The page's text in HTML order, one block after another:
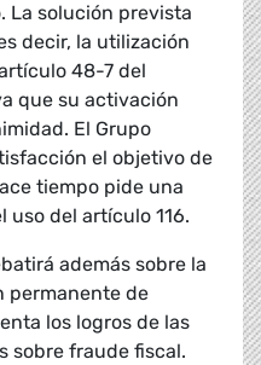
La solución prevista
decir, la utilización
48-7 del
que su activación
El Grupo
el objetivo de
tiempo pide una
uso del artículo 116.
además sobre la
permanente de
los logros de las
sobre fraude fiscal.